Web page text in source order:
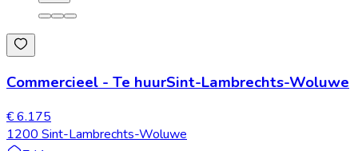
Commercieel - Te huurSint-Lambrechts-Woluwe
€ 6.175
1200 Sint-Lambrechts-Woluwe